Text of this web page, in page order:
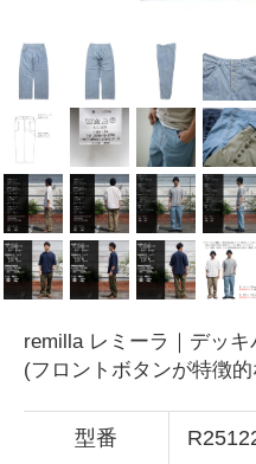
remilla レミーラ｜デッ
(フロントボタンが特徴
型番